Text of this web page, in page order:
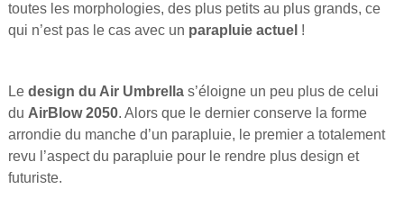
toutes les morphologies, des plus petits au plus grands, ce
qui n’est pas le cas avec un parapluie actuel !
Le design du Air Umbrellas’éloigne un peu plus de celui
du AirBlow 2050. Alors que le dernier conserve la forme
arrondie du manche d’un parapluie, le premier a totalement
revu l’aspect du parapluie pour le rendre plus design et
futuriste.